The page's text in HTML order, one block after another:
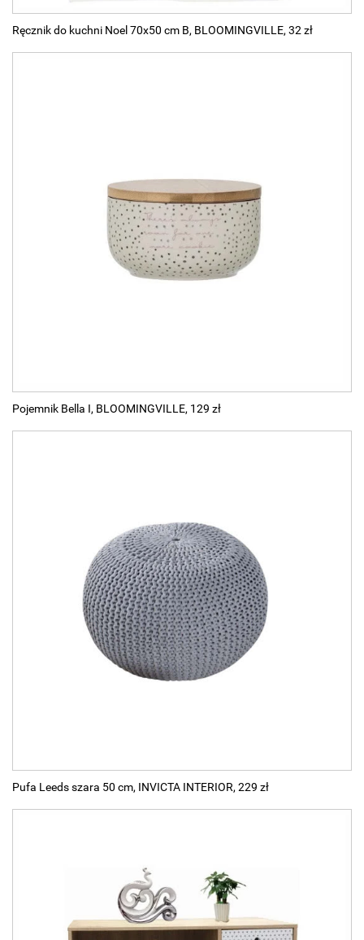
Ręcznik do kuchni Noel 70x50 cm B, BLOOMINGVILLE, 32 zł
Pojemnik Bella I, BLOOMINGVILLE, 129 zł
Pufa Leeds szara 50 cm, INVICTA INTERIOR, 229 zł